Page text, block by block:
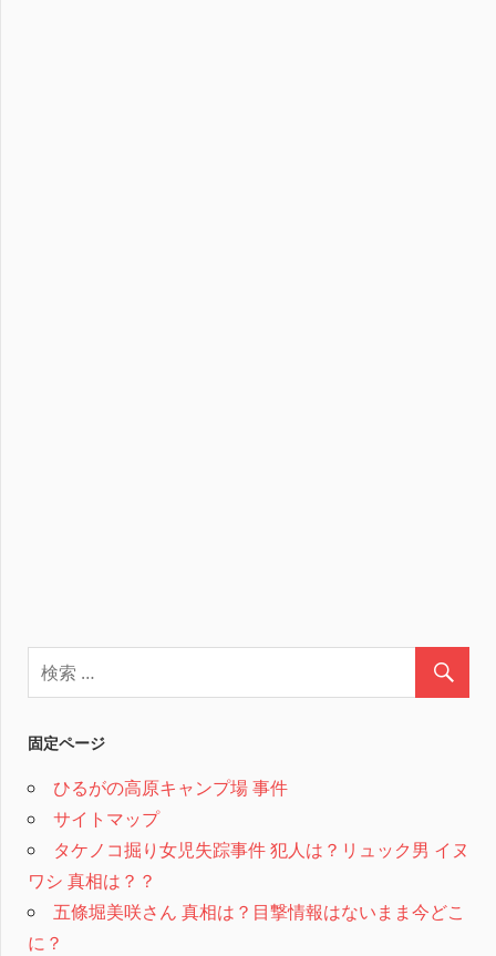
固定ページ
ひるがの高原キャンプ場 事件
サイトマップ
タケノコ掘り女児失踪事件 犯人は？リュック男 イヌ
ワシ 真相は？？
五條堀美咲さん 真相は？目撃情報はないまま今どこ
に？